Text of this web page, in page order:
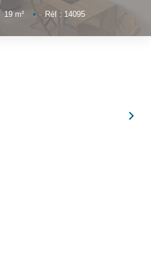
DE BIENS
Gestion
19m² • Réf : 14095